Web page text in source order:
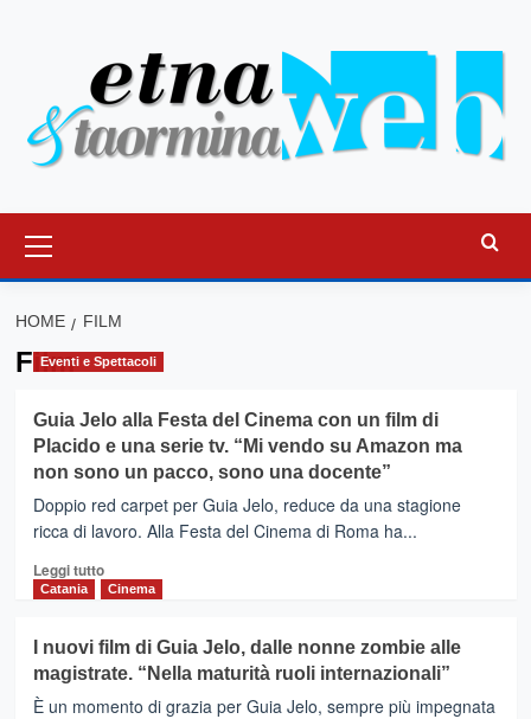
principale
HOME FILM
Film
Eventi e Spettacoli
Guia Jelo alla Festa del Cinema con un film di
Placido e una serie tv. “Mi vendo su Amazon ma
non sono un pacco, sono una docente”
Doppio red carpet per Guia Jelo, reduce da una stagione
ricca di lavoro. Alla Festa del Cinema di Roma ha...
Leggi tuttoLeggi
di
Guia
Jelo
alla
Catania Cinema
I nuovi film di Guia Jelo, dalle nonne zombie alle
magistrate. “Nella maturità ruoli internazionali”
È un momento di grazia per Guia Jelo, sempre più impegnata